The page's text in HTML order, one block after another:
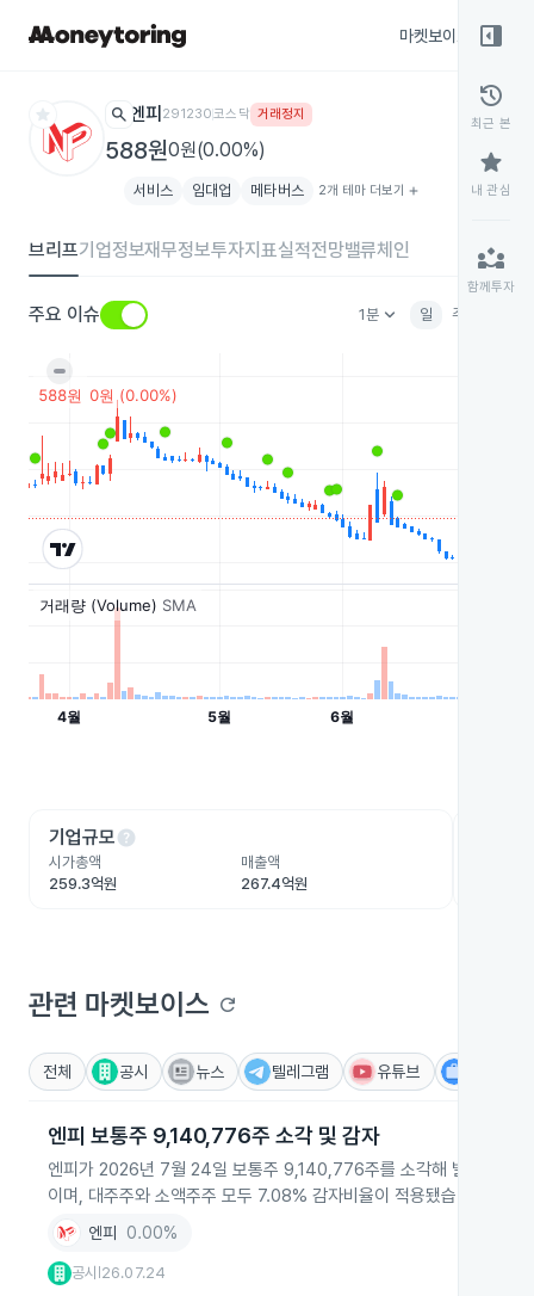
마켓보이스
star search 엔피 291230코스닥 거래정지
588원0원(0.00%)
서비스 임대업 메타버스 2개 테마 더보기 add
브리프기업정보재무정보투자지표실적전망밸류체인
주요 이슈 1분keyboard_arrow_down 일 주
기업규모help
시가총액
259.3억원
매출액
267.4억원
관련 마켓보이스 refresh
전체 공시 뉴스 텔레그램 유튜브
엔피 보통주 9,140,776주 소각 및 감자
엔피가 2026년 7월 24일 보통주 9,140,776주를 소각해 발행주식총
이며, 대주주와 소액주주 모두 7.08% 감자비율이 적용됐습니다.
엔피 0.00%
공시 26.07.24
right_panel_open
history
최근 본
star
내 관심
partner_exchange
함께투자